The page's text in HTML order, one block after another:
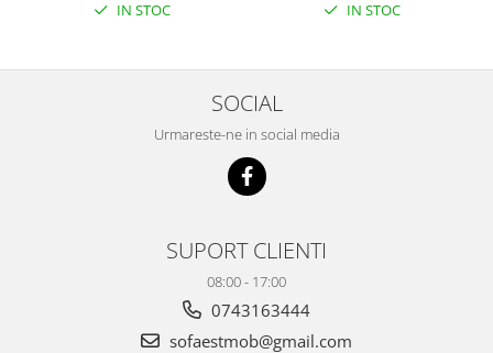
IN STOC IN STOC
SOCIAL
Urmareste-ne in social media
SUPORT CLIENTI
08:00 - 17:00
0743163444
sofaestmob@gmail.com